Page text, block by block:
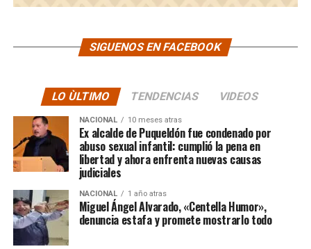
SIGUENOS EN FACEBOOK
LO ÙLTIMO TENDENCIAS VIDEOS
NACIONAL 10 meses atras
Ex alcalde de Puqueldón fue condenado por
abuso sexual infantil: cumplió la pena en
libertad y ahora enfrenta nuevas causas
judiciales
NACIONAL 1 año atras
Miguel Ángel Alvarado, «Centella Humor»,
denuncia estafa y promete mostrarlo todo